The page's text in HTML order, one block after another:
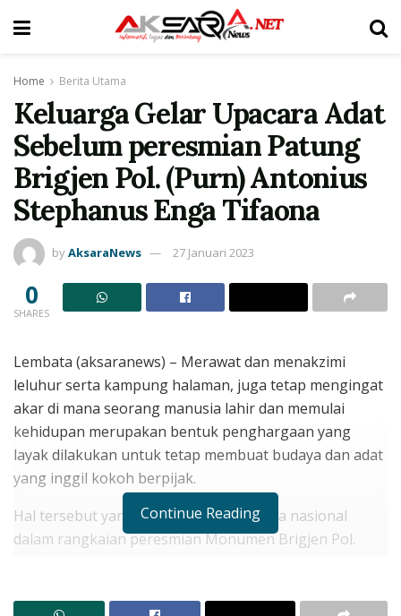
Home Berita Utama
Keluarga Gelar Upacara Adat
Sebelum peresmian Patung
Brigjen Pol. (Purn) Antonius
Stephanus Enga Tifaona
byAksaraNews 27 Januari 2023
0
SHARES
Lembata (aksaranews) – Merawat dan menakzimi
leluhur serta kampung halaman, juga tetap mengingat
akar di mana seorang manusia lahir dan memulai
kehidupan merupakan bentuk penghargaan yang
layak dilakukan untuk tetap membuat budaya dan adat
yang inggil kokoh berpijak.
Hal tersebut yang dilakukan oleh panitia nasional
dalam rangkaian peresmian Monumen Brigjen Pol.
Continue Reading